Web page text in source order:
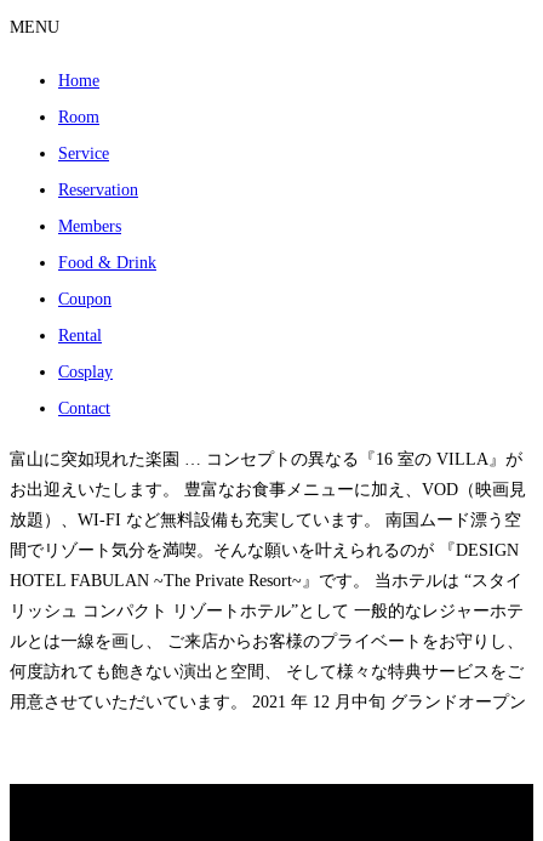
MENU
Home
Room
Service
Reservation
Members
Food & Drink
Coupon
Rental
Cosplay
Contact
富山に突如現れた楽園 … コンセプトの異なる『16 室の VILLA』が
お出迎えいたします。 豊富なお食事メニューに加え、VOD（映画見
放題）、WI-FI など無料設備も充実しています。 南国ムード漂う空
間でリゾート気分を満喫。そんな願いを叶えられるのが 『DESIGN
HOTEL FABULAN ~The Private Resort~』です。 当ホテルは “スタイ
リッシュ コンパクト リゾートホテル”として 一般的なレジャーホテ
ルとは一線を画し、 ご来店からお客様のプライベートをお守りし、
何度訪れても飽きない演出と空間、 そして様々な特典サービスをご
用意させていただいています。 2021 年 12 月中旬 グランドオープン